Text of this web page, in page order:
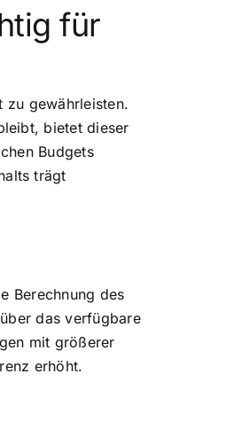
für
zu gewährleisten.
bietet dieser
Budgets
trägt
Berechnung des
das verfügbare
mit größerer
erhöht.